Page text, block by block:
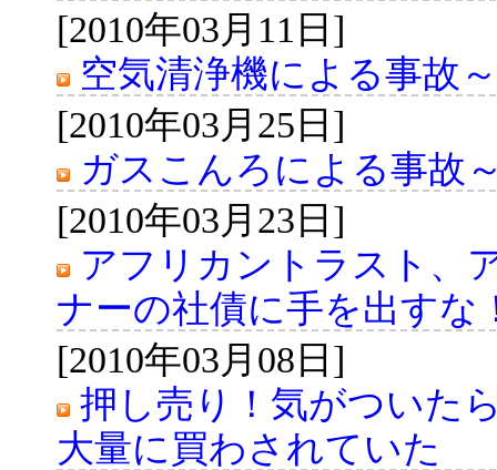
[2010年03月11日]
空気清浄機による事故
[2010年03月25日]
ガスこんろによる事故
[2010年03月23日]
アフリカントラスト、
ナーの社債に手を出すな
[2010年03月08日]
押し売り！気がついた
大量に買わされていた